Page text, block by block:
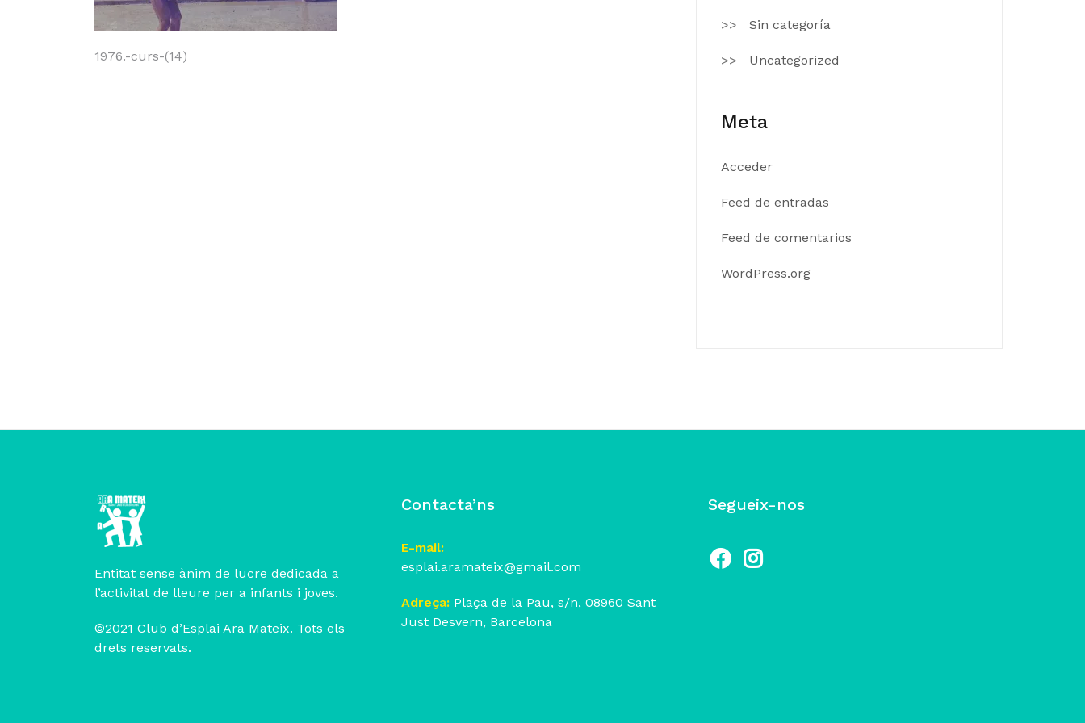
Navegación
1976.-curs-(14)
Sin categoría
Uncategorized
Meta
Acceder
Feed de entradas
Feed de comentarios
WordPress.org
Entitat sense ànim de lucre dedicada a
l’activitat de lleure per a infants i joves.
©2021 Club d’Esplai Ara Mateix. Tots els
drets reservats.
Contacta’ns
E-mail:
esplai.aramateix@gmail.com
Adreça: Plaça de la Pau, s/n, 08960 Sant
Just Desvern, Barcelona
Segueix-nos